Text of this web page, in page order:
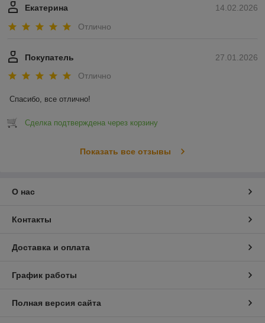
14.02.2026
Екатерина
Отлично
27.01.2026
Покупатель
Отлично
Спасибо, все отлично!
Сделка подтверждена через корзину
Показать все отзывы
О нас
Контакты
Доставка и оплата
График работы
Полная версия сайта